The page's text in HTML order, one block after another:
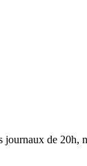
journaux de 20h,